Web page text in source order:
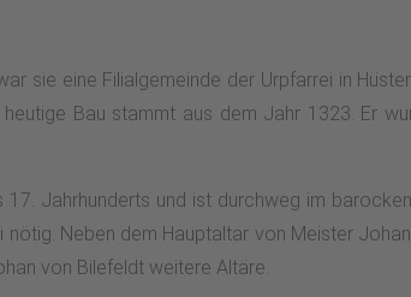
sie eine Filialgemeinde der Urpfarrei in
Bau stammt aus dem Jahr 1323. Er
Jahrhunderts und ist durchweg im
Neben dem Hauptaltar von Meister
von Bilefeldt weitere Altäre.